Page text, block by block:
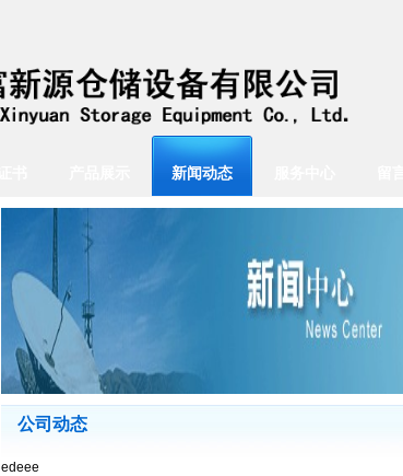
新闻动态
公司动态
edeee